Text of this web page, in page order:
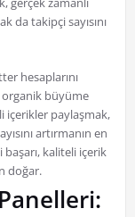
da takipçi sayısını
hesaplarını
organik büyüme
içerikler paylaşmak,
artırmanın en
kaliteli içerik
doğar.